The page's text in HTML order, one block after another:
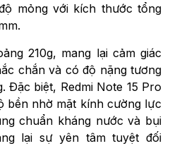
mỏng với kích thước tổng
210g, mang lại cảm giác
chắn và có độ nặng tương
Đặc biệt, Redmi Note 15 Pro
bền nhờ mặt kính cường lực
chuẩn kháng nước và bụi
lại sự yên tâm tuyệt đối